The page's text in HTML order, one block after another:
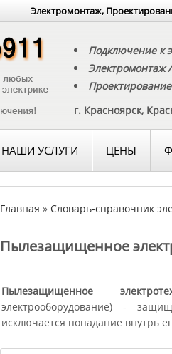
Электромонтаж,
Подключение к
Электромонтаж
г. Красноярск,
НАШИ УСЛУГИ ЦЕНЫ
Главная » Словарь-справочник
Пылезащищенное
Пылезащищенное
электрооборудование) -
исключается попадание внутрь